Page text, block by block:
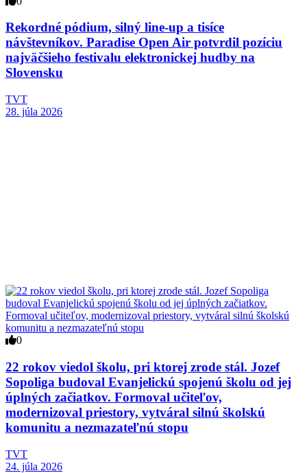
Rekordné pódium, silný line-up a tisíce
návštevníkov. Paradise Open Air potvrdil pozíciu
najväčšieho festivalu elektronickej hudby na
Slovensku
TVT
28. júla 2026
0
22 rokov viedol školu, pri ktorej zrode stál. Jozef
Sopoliga budoval Evanjelickú spojenú školu od jej
úplných začiatkov. Formoval učiteľov,
modernizoval priestory, vytváral silnú školskú
komunitu a nezmazateľnú stopu
TVT
24. júla 2026